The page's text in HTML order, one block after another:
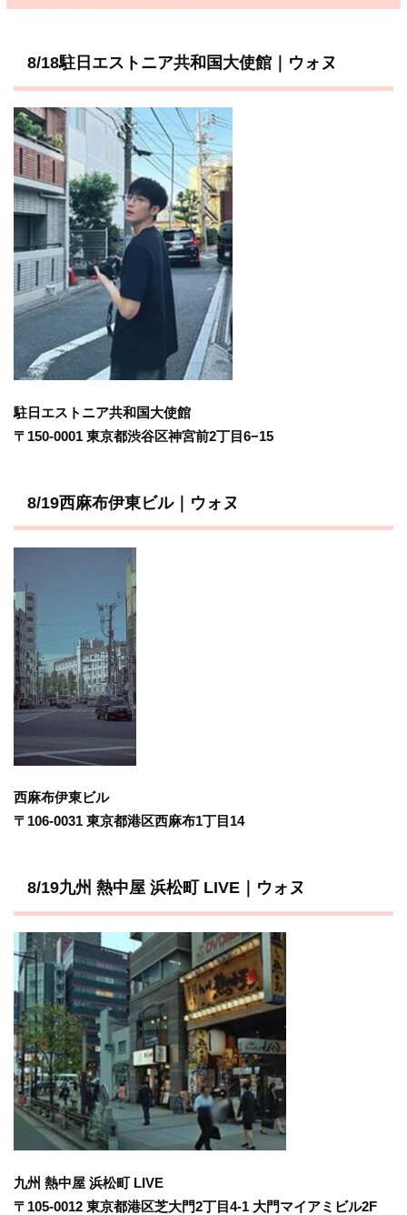
8/18駐日エストニア共和国大使館｜ウォヌ
駐日エストニア共和国大使館
〒150-0001 東京都渋谷区神宮前2丁目6−15
8/19西麻布伊東ビル｜ウォヌ
西麻布伊東ビル
〒106-0031 東京都港区西麻布1丁目14
8/19九州 熱中屋 浜松町 LIVE｜ウォヌ
九州 熱中屋 浜松町 LIVE
〒105-0012 東京都港区芝大門2丁目4-1 大門マイアミビル2F